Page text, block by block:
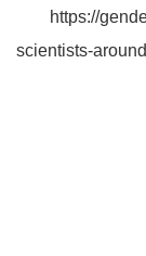
https://
scientists-